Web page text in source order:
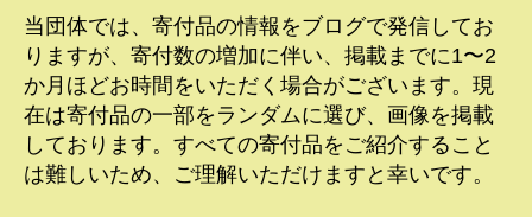
当団体では、寄付品の情報をブログで発信してお
りますが、寄付数の増加に伴い、掲載までに1〜2
か月ほどお時間をいただく場合がございます。現
在は寄付品の一部をランダムに選び、画像を掲載
しております。すべての寄付品をご紹介すること
は難しいため、ご理解いただけますと幸いです。